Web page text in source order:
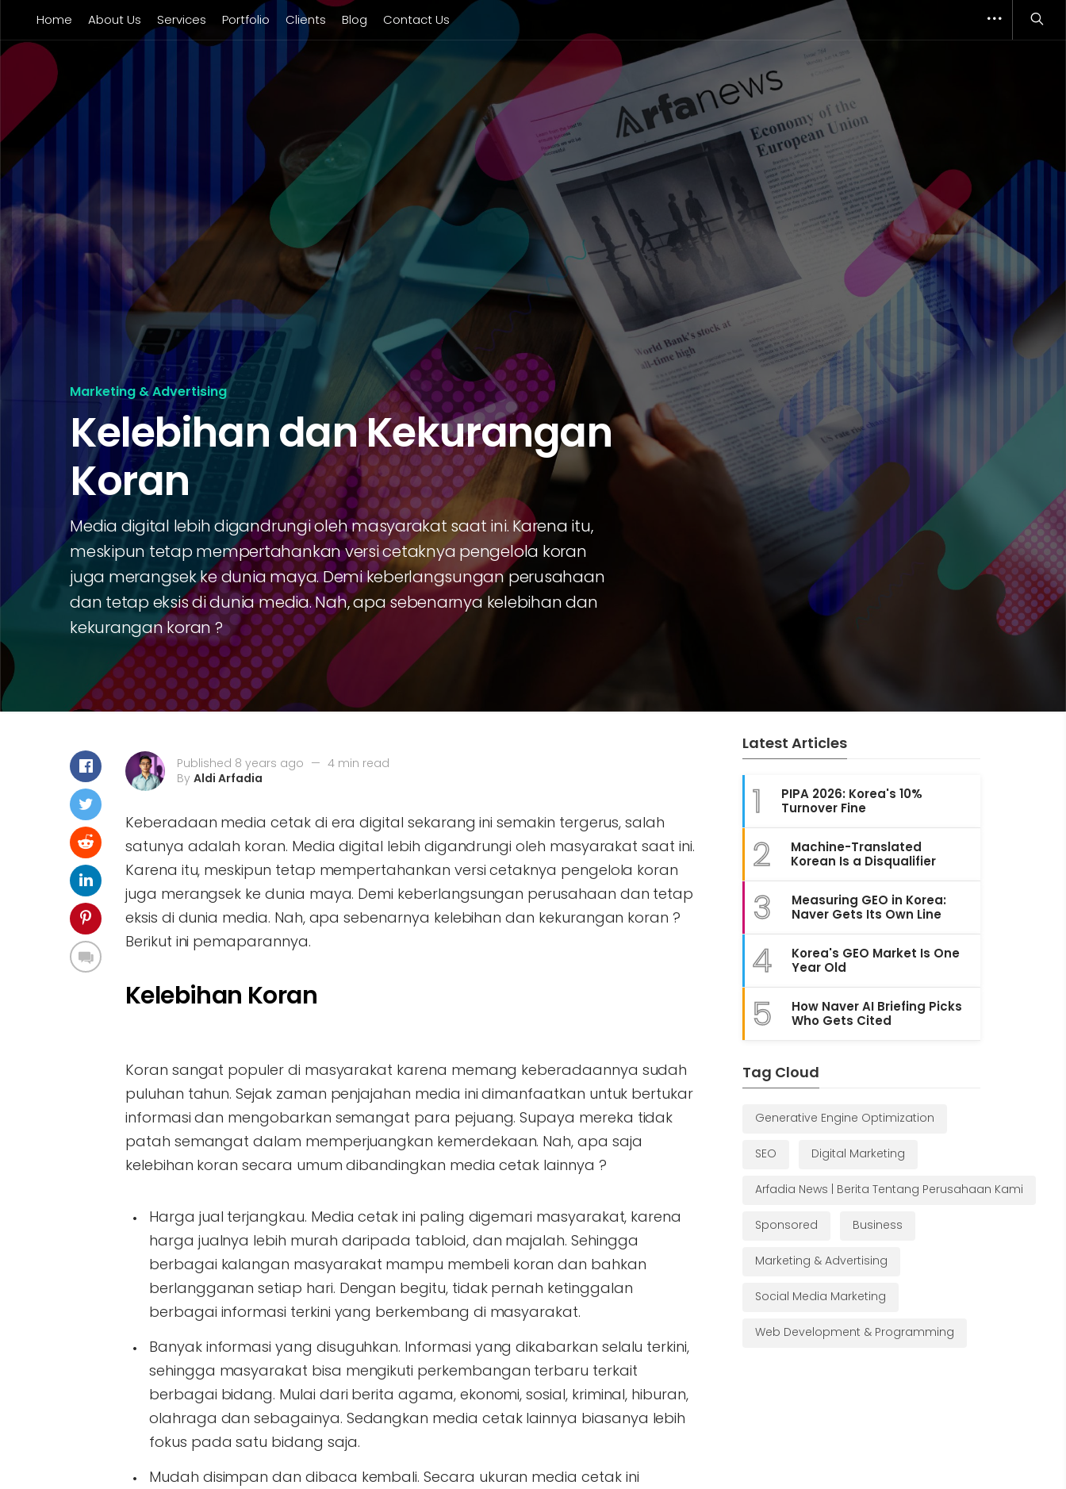
Home About Us Services Portfolio Clients Blog Contact Us
Marketing & Advertising
Kelebihan dan Kekurangan
Koran
Media digital lebih digandrungi oleh masyarakat saat ini. Karena itu,
meskipun tetap mempertahankan versi cetaknya pengelola koran
juga merangsek ke dunia maya. Demi keberlangsungan perusahaan
dan tetap eksis di dunia media. Nah, apa sebenarnya kelebihan dan
kekurangan koran ?
Published 8 years ago — 4 min read
By Aldi Arfadia
Keberadaan media cetak di era digital sekarang ini semakin tergerus, salah
satunya adalah koran. Media digital lebih digandrungi oleh masyarakat saat ini.
Karena itu, meskipun tetap mempertahankan versi cetaknya pengelola koran
juga merangsek ke dunia maya. Demi keberlangsungan perusahaan dan tetap
eksis di dunia media. Nah, apa sebenarnya kelebihan dan kekurangan koran ?
Berikut ini pemaparannya.
Kelebihan Koran
Koran sangat populer di masyarakat karena memang keberadaannya sudah
puluhan tahun. Sejak zaman penjajahan media ini dimanfaatkan untuk bertukar
informasi dan mengobarkan semangat para pejuang. Supaya mereka tidak
patah semangat dalam memperjuangkan kemerdekaan. Nah, apa saja
kelebihan koran secara umum dibandingkan media cetak lainnya ?
Harga jual terjangkau. Media cetak ini paling digemari masyarakat, karena
harga jualnya lebih murah daripada tabloid, dan majalah. Sehingga
berbagai kalangan masyarakat mampu membeli koran dan bahkan
berlangganan setiap hari. Dengan begitu, tidak pernah ketinggalan
berbagai informasi terkini yang berkembang di masyarakat.
Banyak informasi yang disuguhkan. Informasi yang dikabarkan selalu terkini,
sehingga masyarakat bisa mengikuti perkembangan terbaru terkait
berbagai bidang. Mulai dari berita agama, ekonomi, sosial, kriminal, hiburan,
olahraga dan sebagainya. Sedangkan media cetak lainnya biasanya lebih
fokus pada satu bidang saja.
Mudah disimpan dan dibaca kembali. Secara ukuran media cetak ini
Latest Articles
1
PIPA 2026: Korea's 10%
Turnover Fine
2
Machine-Translated
Korean Is a Disqualifier
3
Measuring GEO in Korea:
Naver Gets Its Own Line
4
Korea's GEO Market Is One
Year Old
5
How Naver AI Briefing Picks
Who Gets Cited
Tag Cloud
Generative Engine Optimization
SEO Digital Marketing
Arfadia News | Berita Tentang Perusahaan Kami
Sponsored Business
Marketing & Advertising
Social Media Marketing
Web Development & Programming